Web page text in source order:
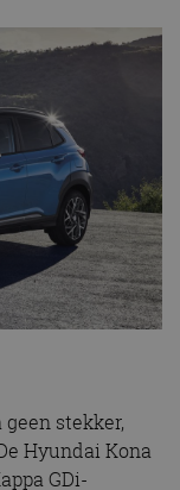
stekker,
Hyundai Kona
GDi-